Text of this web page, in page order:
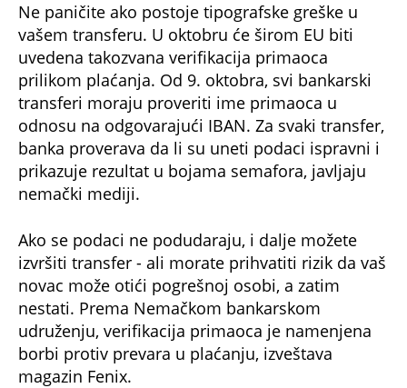
Ne paničite ako postoje tipografske greške u
vašem transferu. U oktobru će širom EU biti
uvedena takozvana verifikacija primaoca
prilikom plaćanja. Od 9. oktobra, svi bankarski
transferi moraju proveriti ime primaoca u
odnosu na odgovarajući IBAN. Za svaki transfer,
banka proverava da li su uneti podaci ispravni i
prikazuje rezultat u bojama semafora, javljaju
nemački mediji.
Ako se podaci ne podudaraju, i dalje možete
izvršiti transfer - ali morate prihvatiti rizik da vaš
novac može otići pogrešnoj osobi, a zatim
nestati. Prema Nemačkom bankarskom
udruženju, verifikacija primaoca je namenjena
borbi protiv prevara u plaćanju, izveštava
magazin Fenix.